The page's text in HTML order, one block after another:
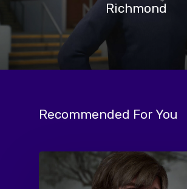
Richmond
Recommended For You